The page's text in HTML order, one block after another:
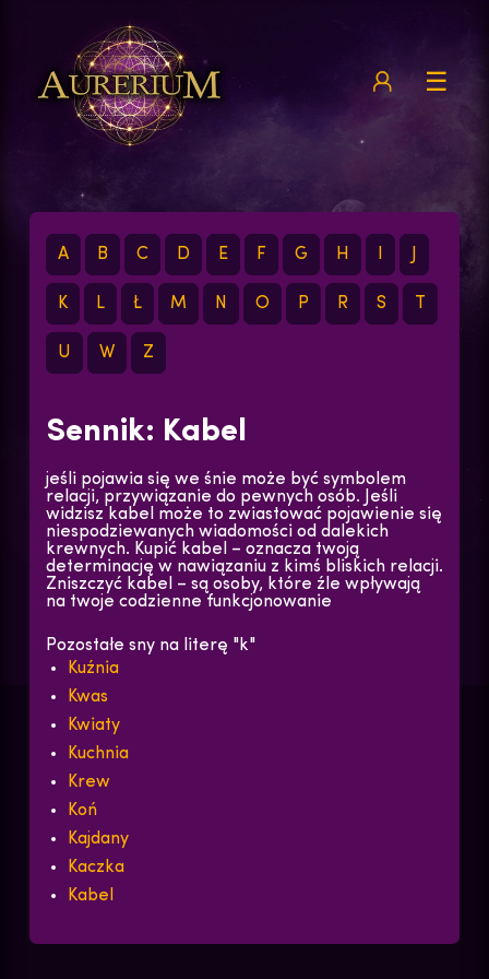
☰
A B C D E F G H
K L Ł M N O P R S
U W Z
Sennik: Kabel
jeśli pojawia się we śnie może być symbolem
relacji, przywiązanie do pewnych osób. Jeśli
widzisz kabel może to zwiastować pojawienie się
niespodziewanych wiadomości od dalekich
krewnych. Kupić kabel – oznacza twoją
determinację w nawiązaniu z kimś bliskich relacji.
Zniszczyć kabel – są osoby, które źle wpływają
na twoje codzienne funkcjonowanie
Pozostałe sny na literę "k"
Kuźnia
Kwas
Kwiaty
Kuchnia
Krew
Koń
Kajdany
Kaczka
Kabel